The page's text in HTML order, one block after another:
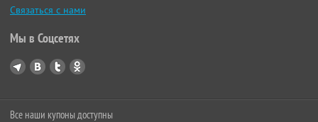
Связаться с нами
Мы в Соцсетях
Все наши купоны доступны